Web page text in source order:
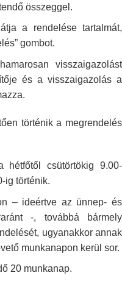
összeggel.
a rendelése tartalmát,
gombot.
visszaigazolást
és a visszaigazolás a
történik a megrendelés
hétfőtől csütörtökig 9.00-
ig történik.
– ideértve az ünnep- és
-, továbbá bármely
ugyanakkorannak
munkanapon kerül sor.
20 munkanap.